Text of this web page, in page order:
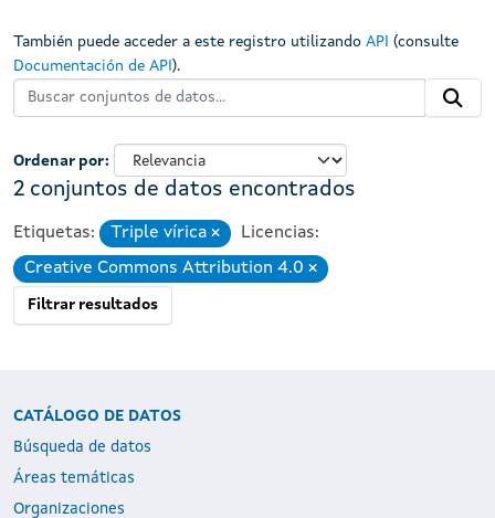
Ordenar por
2 conjuntos de datos encontrados
Etiquetas: Triple vírica EliminarLicencias:
Creative Commons Attribution 4.0
Eliminar
Filtrar resultados
También puede acceder a este registro utilizando API (consulte
Documentación de API ).
CATÁLOGO DE DATOS
Búsqueda de datos
Áreas temáticas
Organizaciones